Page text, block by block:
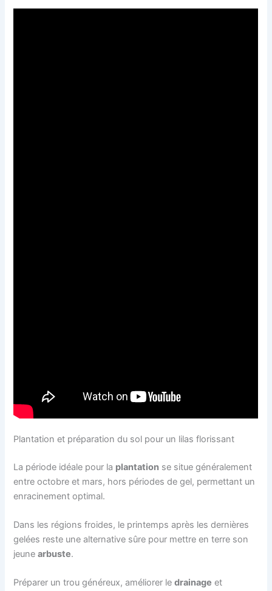
Plantation et préparation du sol pour un lilas florissant
La période idéale pour la plantation se situe généralement
entre octobre et mars, hors périodes de gel, permettant un
enracinement optimal.
Dans les régions froides, le printemps après les dernières
gelées reste une alternative sûre pour mettre en terre son
jeunearbuste.
Préparer un trou généreux, améliorer ledrainage et